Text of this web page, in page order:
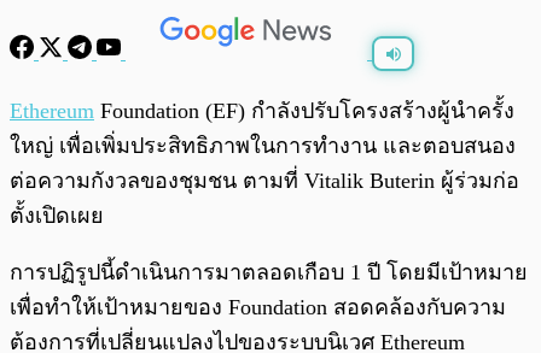
0:00 / 0:00
Ethereum Foundation (EF) กำลังปรับโครงสร้างผู้นำครั้ง
ใหญ่ เพื่อเพิ่มประสิทธิภาพในการทำงาน และตอบสนอง
ต่อความกังวลของชุมชน ตามที่ Vitalik Buterin ผู้ร่วมก่อ
ตั้งเปิดเผย
การปฏิรูปนี้ดำเนินการมาตลอดเกือบ 1 ปี โดยมีเป้าหมาย
เพื่อทำให้เป้าหมายของ Foundation สอดคล้องกับความ
ต้องการที่เปลี่ยนแปลงไปของระบบนิเวศ Ethereum